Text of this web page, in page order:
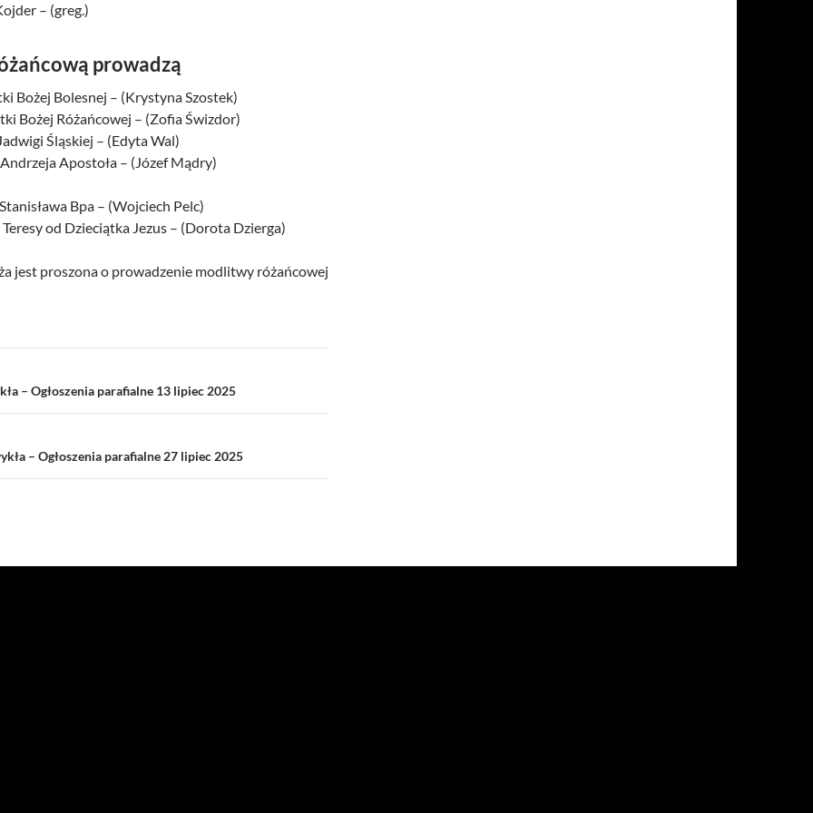
– (greg.)
prowadzą
Bożej Bolesnej – (Krystyna Szostek)
Bożej Różańcowej – (Zofia Świzdor)
Śląskiej – (Edyta Wal)
Andrzeja Apostoła – (Józef Mądry)
Bpa – (Wojciech Pelc)
Teresy od Dzieciątka Jezus – (Dorota Dzierga)
jest proszona o prowadzenie modlitwy różańcowej
– Ogłoszenia parafialne 13 lipiec 2025
– Ogłoszenia parafialne 27 lipiec 2025